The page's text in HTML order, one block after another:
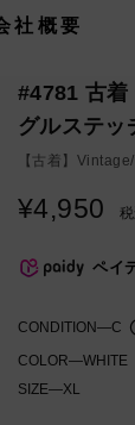
社概要
#4781 古着
グルステッ
【古着】 Vintage/
通
価
¥4,950
ペイ
CONDITION—C
COLOR—WHITE
SIZE—XL